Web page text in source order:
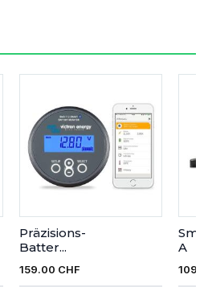
Präzisions-
Batter...
159.00 CHF
A